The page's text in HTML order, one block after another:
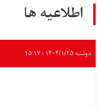
اطلاعیه ها
دوشنبه ۱۴۰۴/۱/۲۵ - ۱۵:۱۷